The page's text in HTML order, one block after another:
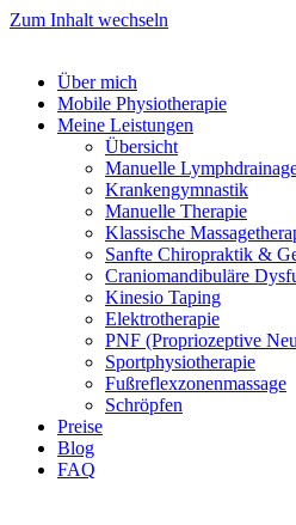
Zum Inhalt wechseln
Über mich
Mobile Physiotherapie
Meine Leistungen
Übersicht
Manuelle
Krankengymnastik
Manuelle Therapie
Klassische
Sanfte Chiropraktik &
Craniomandibuläre
Kinesio Taping
Elektrotherapie
PNF (Propriozeptive
Sportphysiotherapie
Fußreflexzonenmassage
Schröpfen
Preise
Blog
FAQ